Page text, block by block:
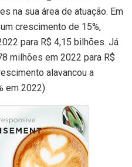
na sua área de atuação. Em
crescimento de 15%,
para R$ 4,15 bilhões. Já
milhões em 2022 para R$
alavancou a
em 2022)